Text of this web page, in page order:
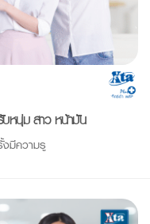
บหนุ่ม-สาว หน้ามัน
มีความรู